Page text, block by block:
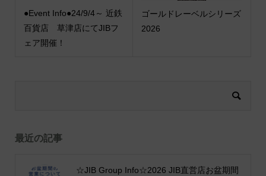
●Event Info●24/9/4～ 近鉄
百貨店 草津店にてJIBフ
ェア開催！
ゴールドレーベルシリーズ
2026
最近の記事
☆JIB Group Info☆2026 JIB直営店お盆期間